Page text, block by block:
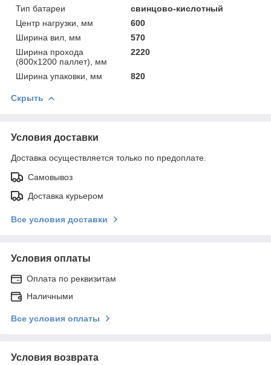
Тип батареи
cвинцово-кислотный
Центр нагрузки, мм
600
Ширина вил, мм
570
Ширина прохода
(800х1200 паллет), мм
2220
Ширина упаковки, мм 820
Скрыть
Условия доставки
Доставка осуществляется только по предоплате.
Самовывоз
Доставка курьером
Все условия доставки
Условия оплаты
Оплата по реквизитам
Наличными
Все условия оплаты
Условия возврата